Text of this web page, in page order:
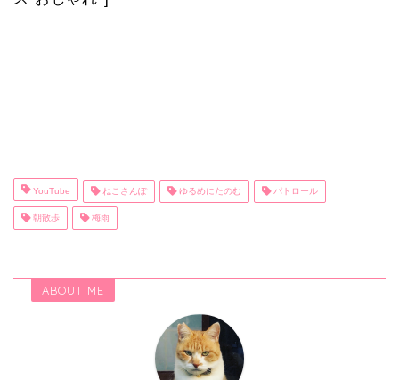
YouTube ねこさんぽ ゆるめにたのむ パトロール
朝散歩 梅雨
ABOUT ME